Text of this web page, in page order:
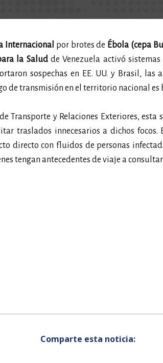
Internacional por brotes de Ébola (cepa
la Saludde Venezuela activó
sospechas en EE. UU. y Brasil, las
de transmisión en el territorio nacional es
Transporte y Relaciones Exteriores,
traslados innecesarios a dichos
directo con fluidos de personas
tengan antecedentes de viaje a
Comparte esta noticia: